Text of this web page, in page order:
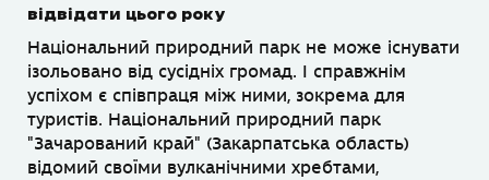
відвідати цього року
Національний природний парк не може існувати
ізольовано від сусідніх громад. І справжнім
успіхом є співпраця між ними, зокрема для
туристів. Національний природний парк
"Зачарований край" (Закарпатська область)
відомий своїми вулканічними хребтами,